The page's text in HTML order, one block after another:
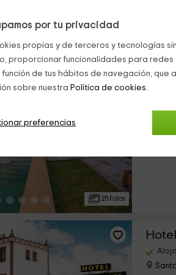
por tu privacidad
propias y de terceros y tecnologías
proporcionar funcionalidades para
de tus hábitos de navegación,
sobre nuestra Política de cookies.
preferencias
25 Fotos